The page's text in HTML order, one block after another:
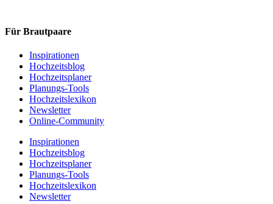
Für Brautpaare
Inspirationen
Hochzeitsblog
Hochzeitsplaner
Planungs-Tools
Hochzeitslexikon
Newsletter
Online-Community
Inspirationen
Hochzeitsblog
Hochzeitsplaner
Planungs-Tools
Hochzeitslexikon
Newsletter